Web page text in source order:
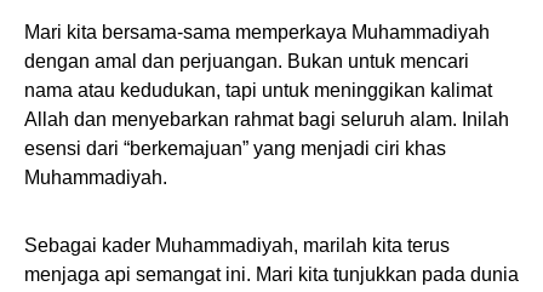
Mari kita bersama-sama memperkaya Muhammadiyah
dengan amal dan perjuangan. Bukan untuk mencari
nama atau kedudukan, tapi untuk meninggikan kalimat
Allah dan menyebarkan rahmat bagi seluruh alam. Inilah
esensi dari “berkemajuan” yang menjadi ciri khas
Muhammadiyah.
Sebagai kader Muhammadiyah, marilah kita terus
menjaga api semangat ini. Mari kita tunjukkan pada dunia